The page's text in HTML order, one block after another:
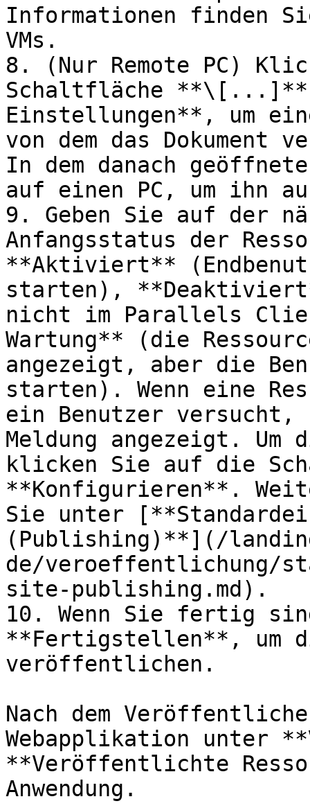
Informationen finden
VMs.
8. (Nur Remote PC)
Schaltfläche **\[...]**
Einstellungen**, um
von dem das
In dem danach
auf einen PC, um ihn
9. Geben Sie auf der
Anfangsstatus der
**Aktiviert**
starten),
nicht im Parallels
Wartung** (die
angezeigt, aber die
starten). Wenn eine
ein Benutzer
Meldung angezeigt. Um
klicken Sie auf die
**Konfigurieren**.
Sie unter
(Publishing)**](/
de/veroeffentlichung/
site-publishing.md).
10. Wenn Sie fertig
**Fertigstellen**, um
veröffentlichen.
Nach dem
Webapplikation unter
**Veröffentlichte
Anwendung.